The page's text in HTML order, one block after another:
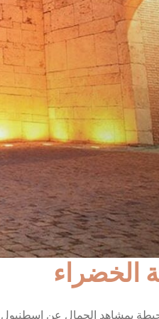
الخضراء
بمشاهد الجمال عن اسطنبول